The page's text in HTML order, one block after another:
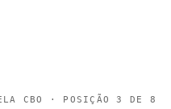
CBO · POSIÇÃO 3 DE 8